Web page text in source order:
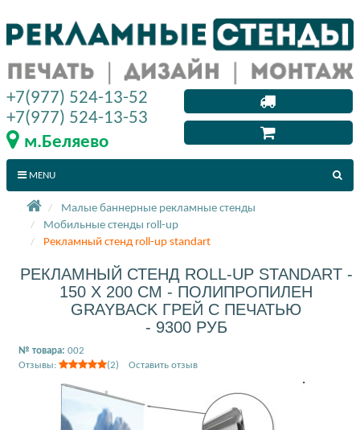
Малые баннерные рекламные стенды
Мобильные стенды roll-up
Рекламный стенд roll-up standart
РЕКЛАМНЫЙ СТЕНД ROLL-UP STANDART -
150 X 200 СМ - ПОЛИПРОПИЛЕН
GRAYBACK ГРЕЙ С ПЕЧАТЬЮ
- 9300 РУБ
№ товара: 002
Отзывы:
(2) Оставить отзыв
+7(977) 524-13-52
+7(977) 524-13-53
м.Беляево
MENU